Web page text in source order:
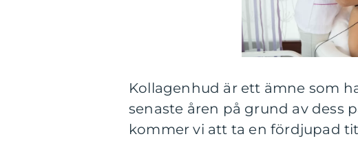
Kollagenhud är ett ämne som
senaste åren på grund av dess
kommer vi att ta en fördjupad